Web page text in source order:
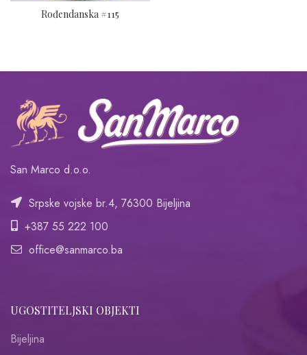
Rođendanska #115
San Marco d.o.o.
Srpske vojske br.4, 76300 Bijeljina
+387 55 222 100
office@sanmarco.ba
UGOSTITELJSKI OBJEKTI
Bijeljina